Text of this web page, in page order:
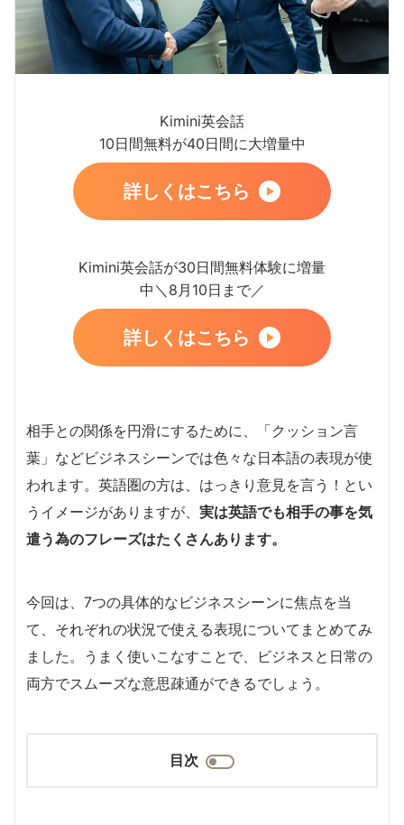
Kimini英会話
10日間無料が40日間に大増量中
詳しくはこちら
Kimini英会話が30日間無料体験に増量
中＼8月10日まで／
詳しくはこちら
相手との関係を円滑にするために、「クッション言
葉」などビジネスシーンでは色々な日本語の表現が使
われます。英語圏の方は、はっきり意見を言う！とい
うイメージがありますが、 実は英語でも相手の事を気
遣う為のフレーズはたくさんあります。
今回は、7つの具体的なビジネスシーンに焦点を当
て、それぞれの状況で使える表現についてまとめてみ
ました。うまく使いこなすことで、ビジネスと日常の
両方でスムーズな意思疎通ができるでしょう。
目次